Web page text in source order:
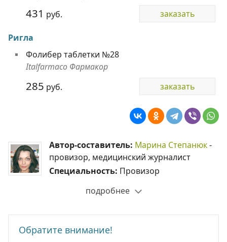
431 руб. заказать
Ригла
Фолибер таблетки №28
Italfarmaco Фармакор
285 руб. заказать
Автор-составитель: Марина Степанюк-
провизор, медицинский журналист
Специальность: Провизор
подробнее
Обратите внимание!